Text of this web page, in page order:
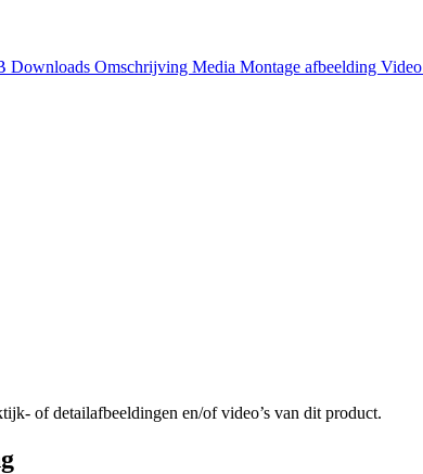
Downloads Omschrijving Media Montage afbeelding Video
of detailafbeeldingen en/of video’s van dit product.